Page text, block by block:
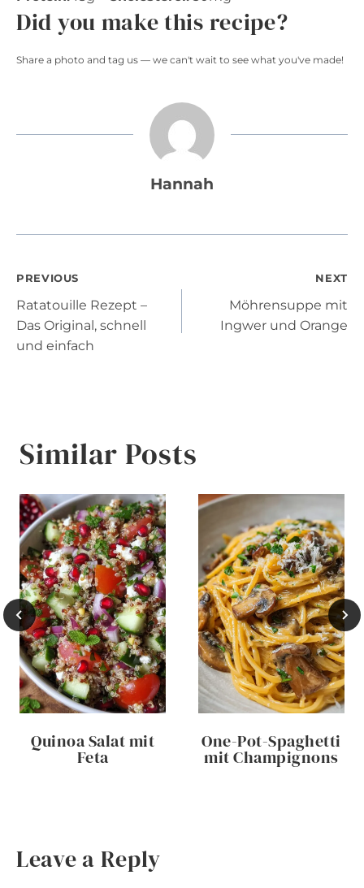
Did you make this recipe?
Share a photo and tag us — we can't wait to see what you've made!
Hannah
Post
navigation
PREVIOUS
Ratatouille Rezept –
Das Original, schnell
und einfach
NEXT
Möhrensuppe mit
Ingwer und Orange
Similar Posts
Quinoa Salat mit
Feta
One-Pot-Spaghetti
mit Champignons
Leave a Reply